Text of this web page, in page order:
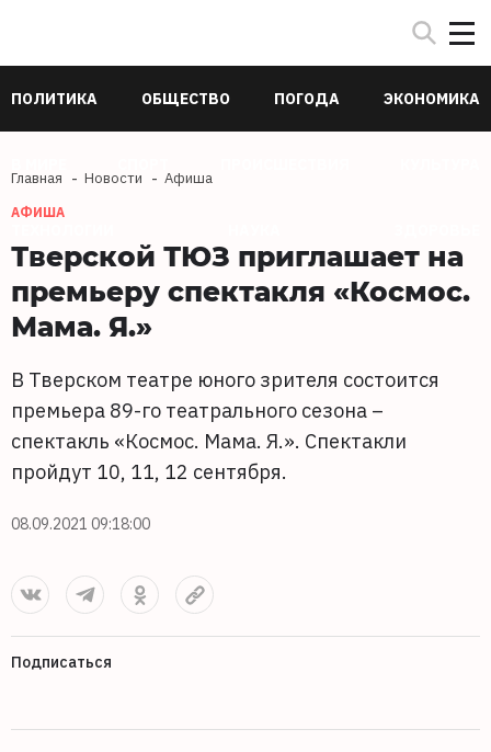
ПОЛИТИКА ОБЩЕСТВО ПОГОДА ЭКОНОМИКА
Главная Новости Афиша
АФИША
Тверской ТЮЗ приглашает на
премьеру спектакля «Космос.
Мама. Я.»
В Тверском театре юного зрителя состоится
премьера 89-го театрального сезона –
спектакль «Космос. Мама. Я.». Спектакли
пройдут 10, 11, 12 сентября.
08.09.2021 09:18:00
Подписаться